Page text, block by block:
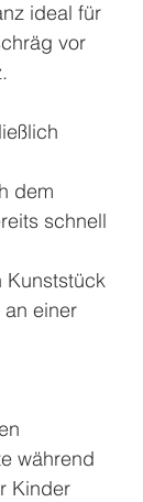
ideal für
vor
dem
schnell
Kunststück
einer
während
Kinder